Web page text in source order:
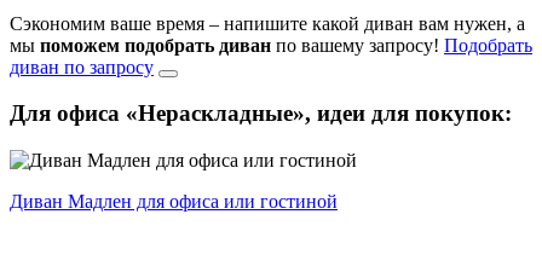
Сэкономим ваше время – напишите какой диван вам нужен, а
мы поможем подобрать диван по вашему запросу! Подобрать
диван по запросу
Для офиса «Нераскладные», идеи для покупок:
Диван Мадлен для офиса или гостиной